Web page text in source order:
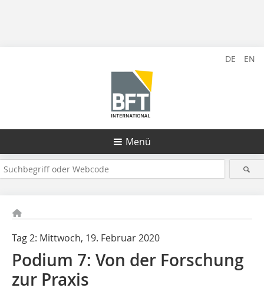
DE EN
Menü
Tag 2: Mittwoch, 19. Februar 2020
Podium 7: Von der Forschung
zur Praxis